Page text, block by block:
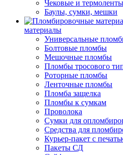
Чековые и термоленты
Баулы, сумки, мешки
материалы
Универсальные
Болтовые пломбы
Мешочные пломбы
Пломбы тросового
Роторные пломбы
Ленточные пломбы
Пломба защелка
Пломбы к сумкам
Проволока
Сумки для
Средства для
Курьер-пакет с
Пакеты СД